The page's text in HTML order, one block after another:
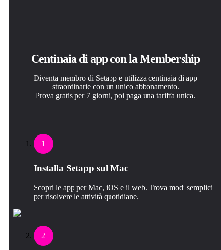
Centinaia di app con la Membership
Diventa membro di Setapp e utilizza centinaia di app
straordinarie con un unico abbonamento.
Prova gratis per 7 giorni, poi paga una tariffa unica.
1
Installa Setapp sul Mac
Scopri le app per Mac, iOS e il web. Trova modi semplici
per risolvere le attività quotidiane.
2